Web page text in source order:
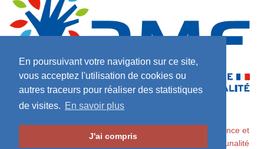
En poursuivant votre navigation sur ce site,
vous acceptez l'utilisation de cookies ou
autres traceurs pour réaliser des statistiques
de visites. En savoir plus
J'ai compris
Maires de France / Association des Maires de France et
des Présidents d'Intercommunalité